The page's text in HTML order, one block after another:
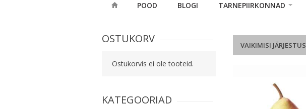
POOD BLOGI TARNEPIIRKONNAD
OSTUKORV
Ostukorvis ei ole tooteid.
KATEGOORIAD
VAIKIMISI JÄRJESTUS